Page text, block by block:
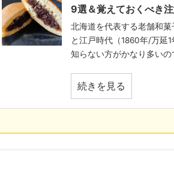
9選＆覚えておくべき
北海道を代表する老舗和
と江戸時代（1860年/万延
知らない方がかなり多い
続きを見る